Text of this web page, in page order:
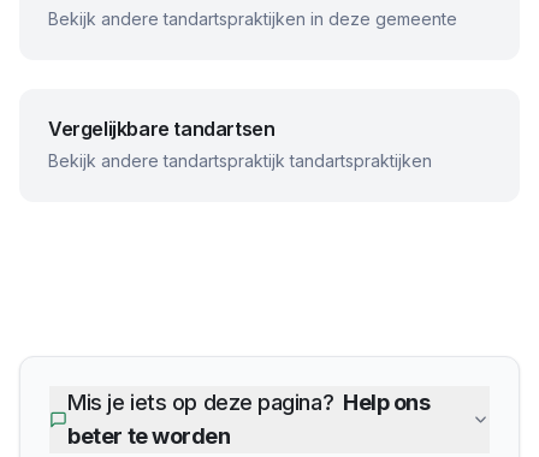
Bekijk andere tandartspraktijken in deze gemeente
Vergelijkbare tandartsen
Bekijk anderetandartspraktijk tandartspraktijken
Mis je iets op deze pagina? Help ons
beter te worden